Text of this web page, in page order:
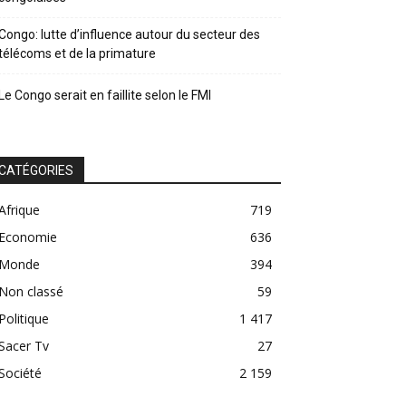
lutte d’influence autour du secteur des
et de la primature
Congo serait en faillite selon le FMI
719
636
394
classé
59
1 417
Tv
27
2 159